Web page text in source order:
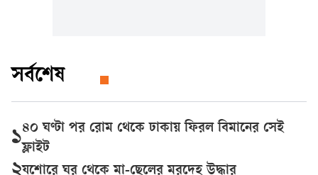
সর্বশেষ
১৪০ ঘণ্টা পর রোম থেকে ঢাকায় ফিরল বিমানের সেই
ফ্লাইট
যশোরে ঘর থেকে মা-ছেলের মরদেহ উদ্ধার